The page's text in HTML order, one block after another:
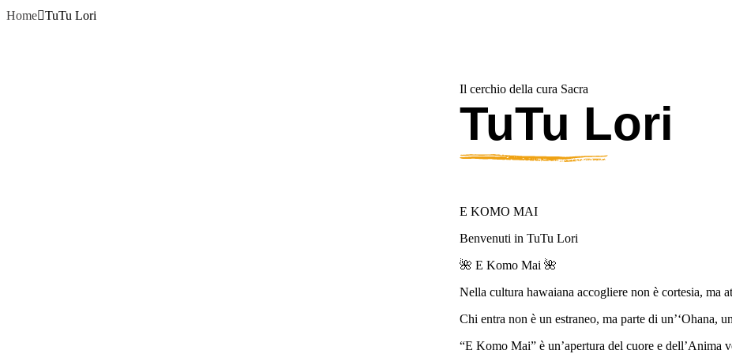
Home TuTu Lori
Il cerchio della cura Sacra
TuTu Lori
E KOMO MAI
Benvenuti in TuTu Lori
🌺 E Komo Mai 🌺
Nella cultura hawaiana accogliere non è cortesia,
Chi entra non è un estraneo, ma parte di
“E Komo Mai” è un’apertura del cuore e dell’Anima